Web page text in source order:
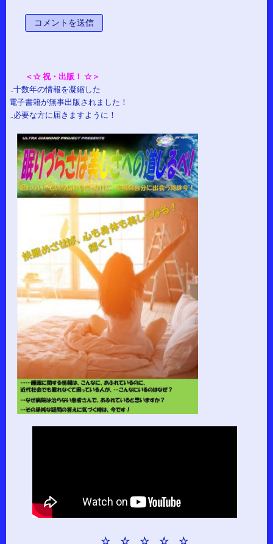
＜☆ 祝・出版！ ☆＞
…十数年の情報を凝縮した
電子書籍が無事出版されました！
…必要な方に届きますように！
☆ ☆ ☆ ☆ ☆